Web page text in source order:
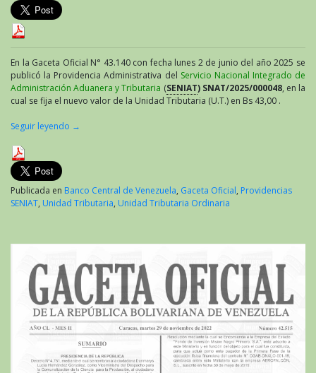
En la Gaceta Oficial N° 43.140 con fecha lunes 2 de junio del año 2025 se
publicó la Providencia Administrativa del Servicio Nacional Integrado de
Administración Aduanera y Tributaria (SENIAT) SNAT/2025/000048, en la
cual se fija el nuevo valor de la Unidad Tributaria (U.T.) en Bs 43,00 .
Seguir leyendo →
Publicada en Banco Central de Venezuela, Gaceta Oficial, Providencias
SENIAT, Unidad Tributaria, Unidad Tributaria Ordinaria